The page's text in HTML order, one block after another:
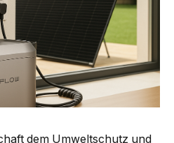
dem Umweltschutz und